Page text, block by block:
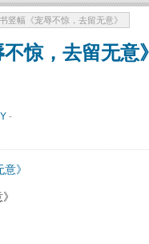
竖幅《宠辱不惊，去留无意》
惊，去留无意
-